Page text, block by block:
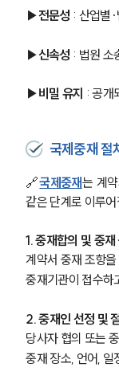
▶전문성 : 산업별
▶신속성 : 법원 소
▶비밀 유지 : 공개
국제중재 절
🔗국제중재는 계
같은 단계로 이루어
1. 중재합의 및 중재
계약서 중재 조항
중재기관이 접수하
2. 중재인 선정 및
당사자 협의 또는
중재 장소, 언어, 일